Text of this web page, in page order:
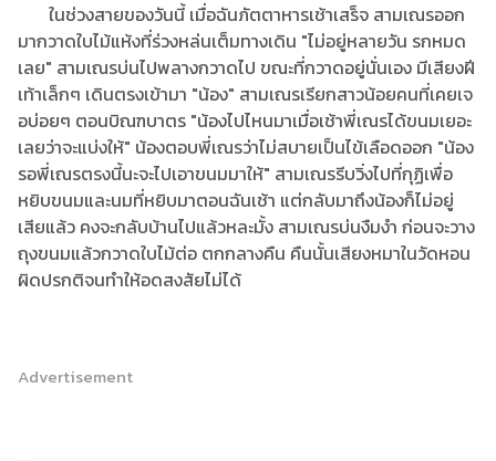
ในช่วงสายของวันนี้ เมื่อฉันภัตตาหารเช้าเสร็จ สามเณรออก
มากวาดใบไม้แห้งที่ร่วงหล่นเต็มทางเดิน "ไม่อยู่หลายวัน รกหมด
เลย" สามเณรบ่นไปพลางกวาดไป ขณะที่กวาดอยู่นั่นเอง มีเสียงฝี
เท้าเล็กๆ เดินตรงเข้ามา "น้อง" สามเณรเรียกสาวน้อยคนที่เคยเจ
อบ่อยๆ ตอนบิณฑบาตร "น้องไปไหนมาเมื่อเช้าพี่เณรได้ขนมเยอะ
เลยว่าจะแบ่งให้" น้องตอบพี่เณรว่าไม่สบายเป็นไข้เลือดออก "น้อง
รอพี่เณรตรงนี้นะจะไปเอาขนมมาให้" สามเณรรีบวิ่งไปที่กุฏิเพื่อ
หยิบขนมและนมที่หยิบมาตอนฉันเช้า แต่กลับมาถึงน้องก็ไม่อยู่
เสียแล้ว คงจะกลับบ้านไปแล้วหละมั้ง สามเณรบ่นงืมงำ ก่อนจะวาง
ถุงขนมแล้วกวาดใบไม้ต่อ ตกกลางคืน คืนนั้นเสียงหมาในวัดหอน
ผิดปรกติจนทำให้อดสงสัยไม่ได้
Advertisement